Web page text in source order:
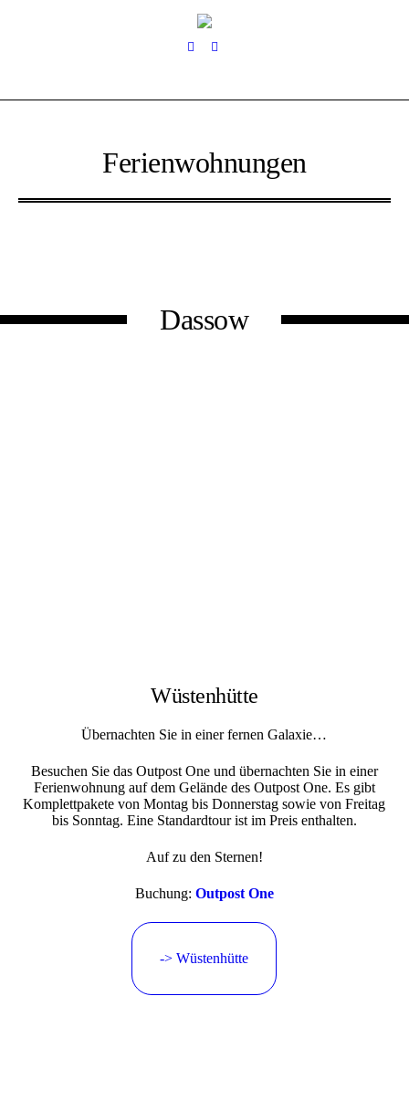
Ferienwohnungen
Dassow
Wüstenhütte
Übernachten Sie in einer fernen Galaxie…
Besuchen Sie das Outpost One und übernachten Sie in einer
Ferienwohnung auf dem Gelände des Outpost One. Es gibt
Komplettpakete von Montag bis Donnerstag sowie von Freitag
bis Sonntag. Eine Standardtour ist im Preis enthalten.
Auf zu den Sternen!
Buchung: Outpost One
-> Wüstenhütte